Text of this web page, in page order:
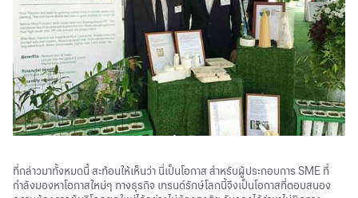
ที่กล่าวมาทั้งหมดนี้ สะท้อนให้เห็นว่า นี่เป็นโอกาส สำหรับผู้ประกอบการ SME ที่
กำลังมองหาโอกาสใหม่ๆ ทางธุรกิจ เทรนด์รักษ์โลกนี้จึงเป็นโอกาสที่ตอบสนอง